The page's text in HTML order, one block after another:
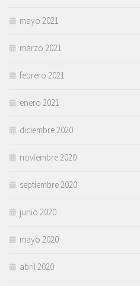
mayo 2021
marzo 2021
febrero 2021
enero 2021
diciembre 2020
noviembre 2020
septiembre 2020
junio 2020
mayo 2020
abril 2020